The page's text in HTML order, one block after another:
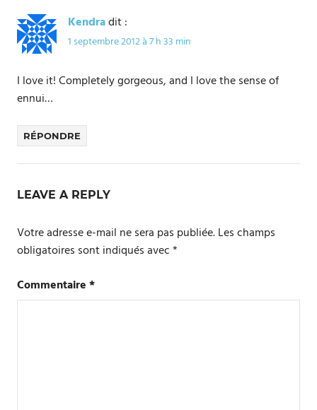
Kendradit :
1 septembre 2012 à 7 h 33 min
I love it! Completely gorgeous, and I love the sense of
ennui…
RÉPONDRE
LEAVE A REPLY
Votre adresse e-mail ne sera pas publiée.Les champs
obligatoires sont indiqués avec*
Commentaire*